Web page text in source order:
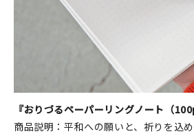
『おりづるペーパーリングノート（
商品説明：平和への願いと、祈りを込